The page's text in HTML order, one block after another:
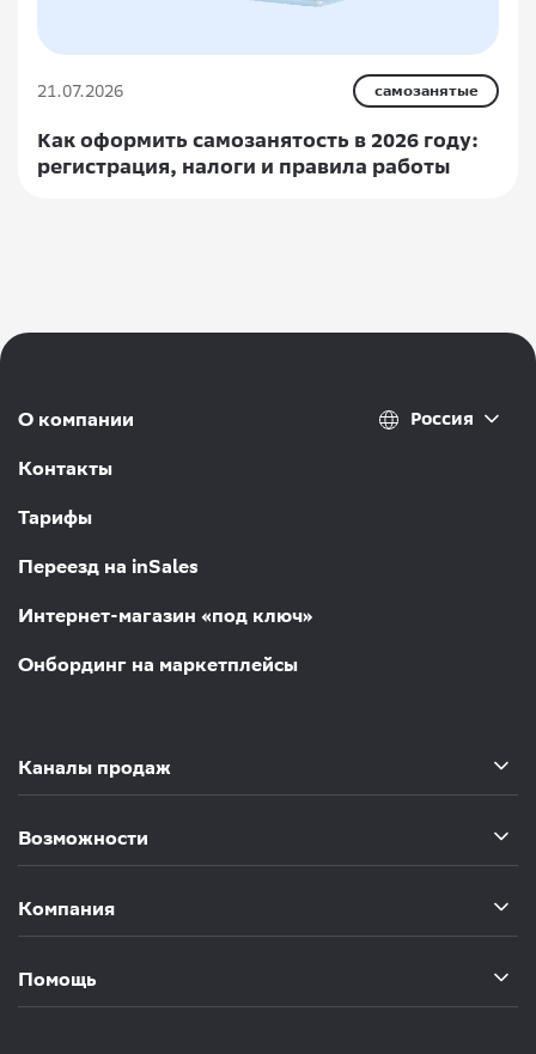
21.07.2026 самозанятые
Как оформить самозанятость в 2026 году:
регистрация, налоги и правила работы
О компании
Контакты
Тарифы
Переезд на inSales
Интернет-магазин «под ключ»
Онбординг на маркетплейсы
Россия
Каналы продаж
Возможности
Компания
Помощь